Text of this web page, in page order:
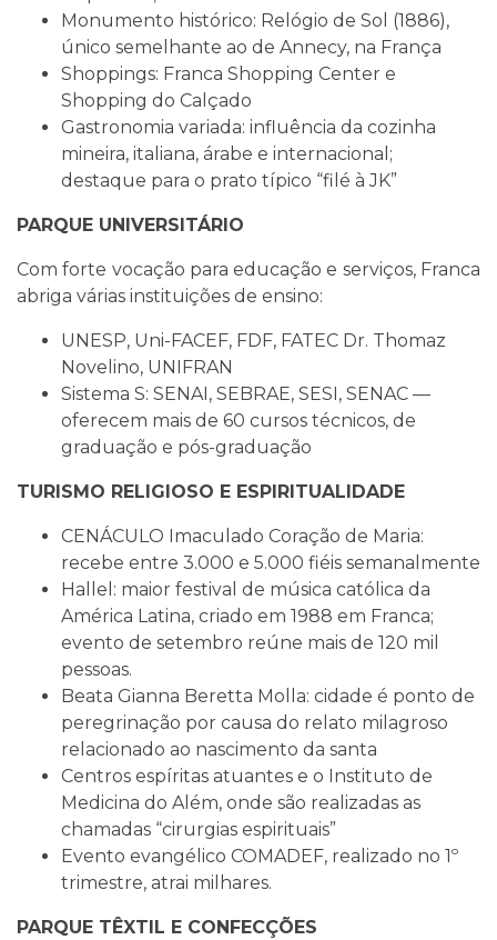
Monumento histórico: Relógio de Sol (1886),
único semelhante ao de Annecy, na França
Shoppings: Franca Shopping Center e
Shopping do Calçado
Gastronomia variada: influência da cozinha
mineira, italiana, árabe e internacional;
destaque para o prato típico “filé à JK”
PARQUE UNIVERSITÁRIO
Com forte vocação para educação e serviços, Franca
abriga várias instituições de ensino:
UNESP, Uni-FACEF, FDF, FATEC Dr. Thomaz
Novelino, UNIFRAN
Sistema S: SENAI, SEBRAE, SESI, SENAC —
oferecem mais de 60 cursos técnicos, de
graduação e pós-graduação
TURISMO RELIGIOSO E ESPIRITUALIDADE
CENÁCULO Imaculado Coração de Maria:
recebe entre 3.000 e 5.000 fiéis semanalmente
Hallel: maior festival de música católica da
América Latina, criado em 1988 em Franca;
evento de setembro reúne mais de 120 mil
pessoas.
Beata Gianna Beretta Molla: cidade é ponto de
peregrinação por causa do relato milagroso
relacionado ao nascimento da santa
Centros espíritas atuantes e o Instituto de
Medicina do Além, onde são realizadas as
chamadas “cirurgias espirituais”
Evento evangélico COMADEF, realizado no 1º
trimestre, atrai milhares.
PARQUE TÊXTIL E CONFECÇÕES